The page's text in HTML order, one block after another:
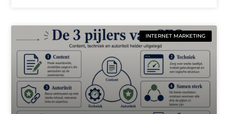
INTERNET MARKETING